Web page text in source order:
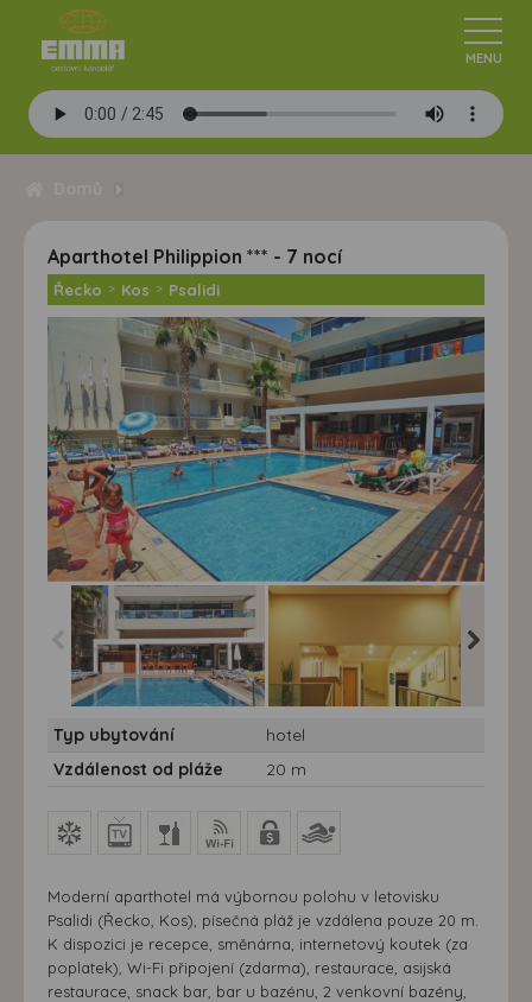
Aparthotel Philippion *** - 7 nocí
Řecko > Kos > Psalidi
7 nocí - Kos, Psalidi -
Hotel Philippion - bazén
7 nocí - Kos, Psalidi -
Hotel Philippion - hala
Typ ubytování
hotel
Vzdálenost od pláže
20 m
Moderní aparthotel má výbornou polohu v letovisku
Psalidi (Řecko, Kos), písečná pláž je vzdálena pouze 20 m.
K dispozici je recepce, směnárna, internetový koutek (za
poplatek), Wi-Fi připojení (zdarma), restaurace, asijská
restaurace, snack bar, bar u bazénu, 2 venkovní bazény,